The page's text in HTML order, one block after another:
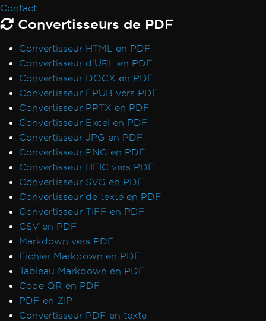
Contact
Convertisseurs de PDF
Convertisseur HTML en PDF
Convertisseur d'URL en PDF
Convertisseur DOCX en PDF
Convertisseur EPUB vers PDF
Convertisseur PPTX en PDF
Convertisseur Excel en PDF
Convertisseur JPG en PDF
Convertisseur PNG en PDF
Convertisseur HEIC vers PDF
Convertisseur SVG en PDF
Convertisseur de texte en PDF
Convertisseur TIFF en PDF
CSV en PDF
Markdown vers PDF
Fichier Markdown en PDF
Tableau Markdown en PDF
Code QR en PDF
PDF en ZIP
Convertisseur PDF en texte